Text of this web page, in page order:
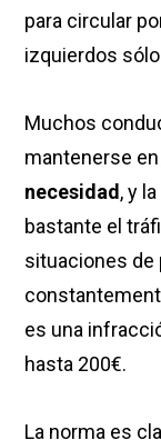
para circular
izquierdos
Muchos
mantenerse
necesidad , y
bastante el
situaciones de
es una
hasta 200€.
La norma es